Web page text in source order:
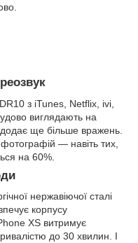
з iTunes, Netflix, ivi,
виглядають на
ще більше вражень.
— навіть тих,
на 60%.
нержавіючої сталі
корпусу
XS витримує
до 30 хвилин. І